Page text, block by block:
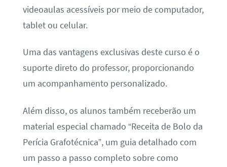
videoaulas acessíveis por meio de computador,
tablet ou celular.
Uma das vantagens exclusivas deste curso é o
suporte direto do professor, proporcionando
um acompanhamento personalizado.
Além disso, os alunos também receberão um
material especial chamado “Receita de Bolo da
Perícia Grafotécnica”, um guia detalhado com
um passo a passo completo sobre como